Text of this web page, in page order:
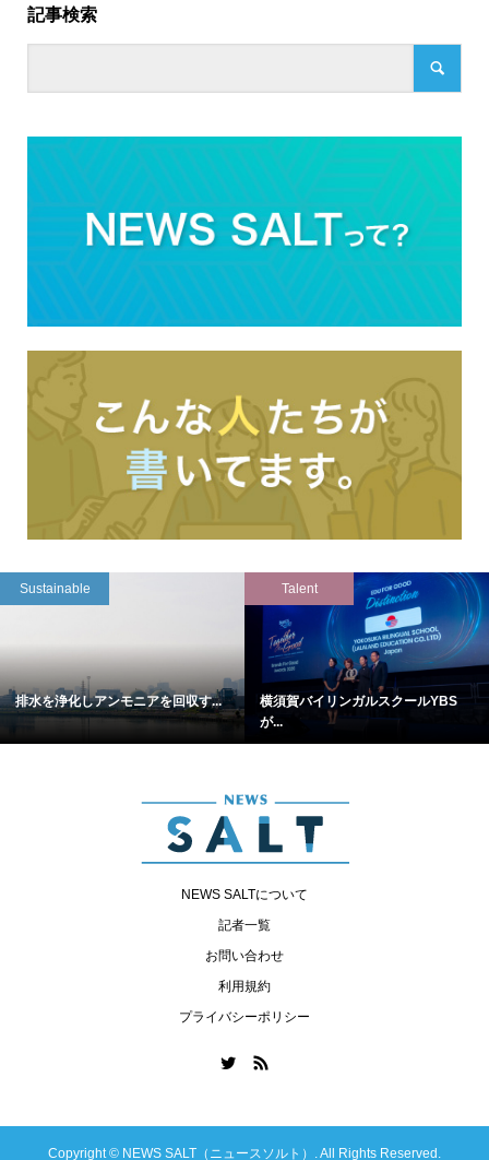
記事検索
Sustainable
排水を浄化しアンモニアを回収す...
Talent
横須賀バイリンガルスクールYBS
が...
NEWS SALTについて
記者一覧
お問い合わせ
利用規約
プライバシーポリシー
Copyright © NEWS SALT（ニュースソルト）. All Rights Reserved.